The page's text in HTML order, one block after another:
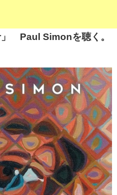
Paul Simonを聴く。